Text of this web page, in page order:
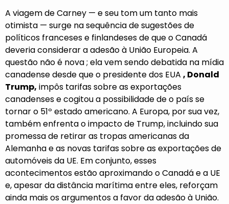
A viagem de Carney — e seu tom um tanto mais
otimista — surge na sequência de sugestões de
políticos francesese finlandesesde que o Canadá
deveria considerar a adesão à União Europeia. A
questão não é nova; ela vem sendodebatida na mídia
canadense desde que o presidente dos EUA , Donald
Trump, impôs tarifas sobreas exportações
canadenses e cogitou a possibilidade de o país se
tornar o 51º estado americano. A Europa, por sua vez,
também enfrenta o impacto de Trump, incluindo sua
promessa de retirar as tropas americanas da
Alemanha e as novas tarifas sobre as exportações de
automóveis da UE. Em conjunto, esses
acontecimentos estão aproximando o Canadá e a UE
e, apesar da distância marítima entre eles, reforçam
ainda mais os argumentos a favor da adesão à União.